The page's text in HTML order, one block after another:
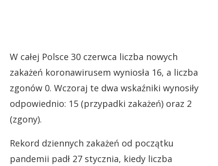
W całej Polsce 30 czerwca liczba nowych
zakażeń koronawirusem wyniosła 16, a liczba
zgonów 0. Wczoraj te dwa wskaźniki wynosiły
odpowiednio: 15 (przypadki zakażeń) oraz 2
(zgony).
Rekord dziennych zakażeń od początku
pandemii padł 27 stycznia, kiedy liczba